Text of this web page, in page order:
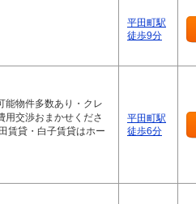
平田町駅
徒歩9分
能物件多数あり・クレ
交渉おまかせくださ
賃貸・白子賃貸はホー
平田町駅
徒歩6分